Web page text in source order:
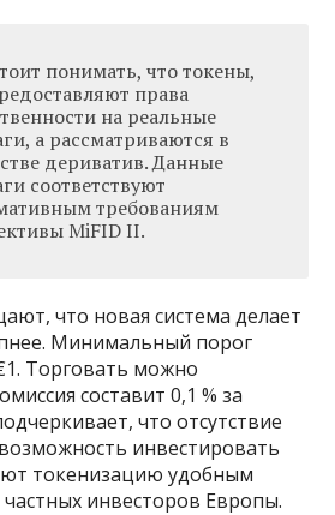
понимать, что токены,
права
на реальные
а рассматриваются в
дериватив. Данные
соответствуют
требованиям
MiFID II.
что новая система делает
Минимальный порог
Торговать можно
составит 0,1 % за
что отсутствие
инвестировать
токенизацию удобным
инвесторов Европы.